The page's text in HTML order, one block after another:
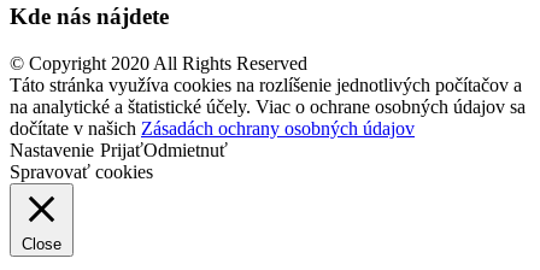
Kde nás nájdete
© Copyright 2020 All Rights Reserved
Táto stránka využíva cookies na rozlíšenie jednotlivých počítačov a
na analytické a štatistické účely. Viac o ochrane osobných údajov sa
dočítate v našich Zásadách ochrany osobných údajov
Nastavenie PrijaťOdmietnuť
Spravovať cookies
Close